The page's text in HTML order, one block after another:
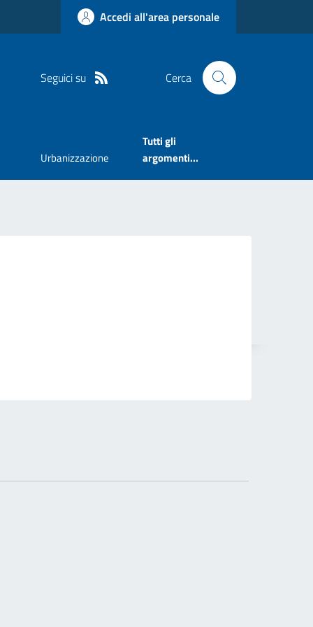
Accedi all'area personale
Seguici su Cerca
Urbanizzazione
Tutti gli
argomenti...